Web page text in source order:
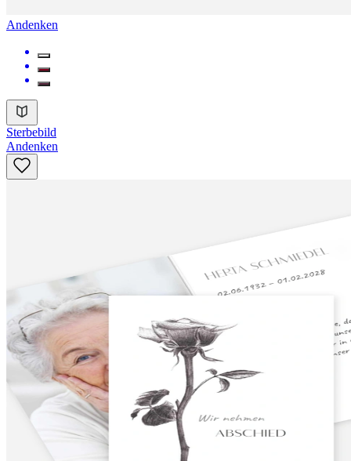
Andenken
Sterbebild
Andenken